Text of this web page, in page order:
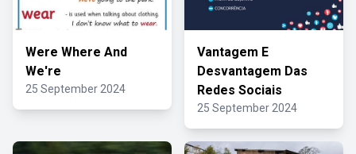
Were Where And
We're
25 September 2024
Vantagem E
Desvantagem Das
Redes Sociais
25 September 2024